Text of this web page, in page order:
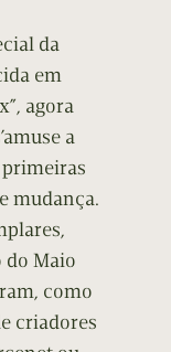
da
em
agora
a
primeiras
mudança.
do Maio
como
criadores